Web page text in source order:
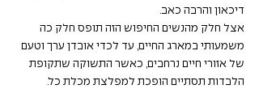
דיכאון והרבה כאב.
אצל חלק מהנשים החיפוש הזה תופס חלק כה
משמעותי במארג החיים, עד לכדי אובדן ערך וטעם
של אזורי חיים נרחבים, כאשר התשוקה שתקופת
הלבדות תסתיים הופכת למפלצת מכלת כל.